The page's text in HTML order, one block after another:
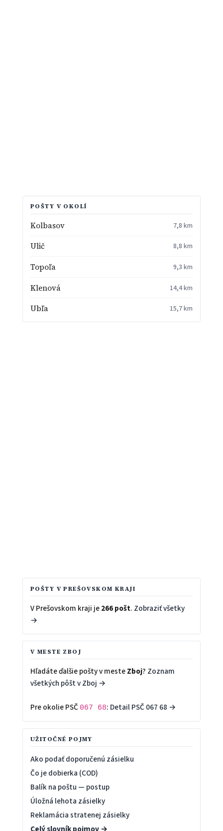
POŠTY V OKOLÍ
Kolbasov 7,8 km
Ulič 8,8 km
Topoľa 9,3 km
Klenová 14,4 km
Ubľa 15,7 km
POŠTY V PREŠOVSKOM KRAJI
V Prešovskom kraji je266 pošt. Zobraziť všetky
→
V MESTE ZBOJ
Hľadáte ďalšie pošty v mesteZboj? Zoznam
všetkých pôšt v Zboj →
Pre okolie PSČ 067 68: Detail PSČ 067 68 →
UŽITOČNÉ POJMY
Ako podať doporučenú zásielku
Čo je dobierka (COD)
Balík na poštu — postup
Úložná lehota zásielky
Reklamácia stratenej zásielky